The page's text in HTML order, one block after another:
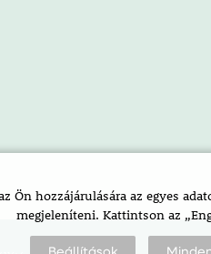
Ön hozzájárulására az egyes
megjeleníteni. Kattintson az